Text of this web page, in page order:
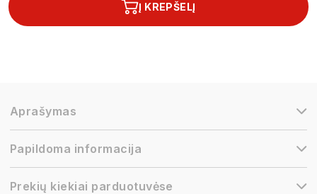
Į KREPŠELĮ
Aprašymas
Papildoma informacija
Prekių kiekiai parduotuvėse